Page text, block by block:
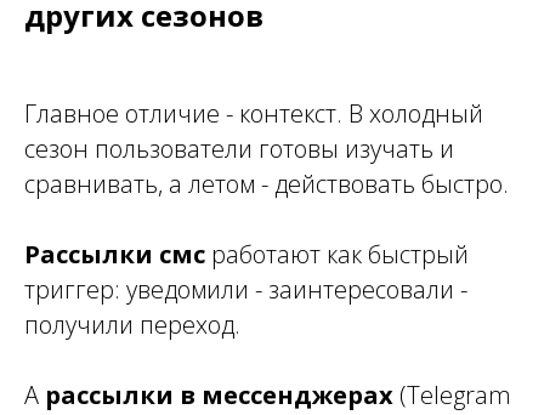
других сезонов
Главное отличие - контекст. В холодный
сезон пользователи готовы изучать и
сравнивать, а летом - действовать быстро.
Рассылки смс работают как быстрый
триггер: уведомили - заинтересовали -
получили переход.
А рассылки в мессенджерах (Telegram